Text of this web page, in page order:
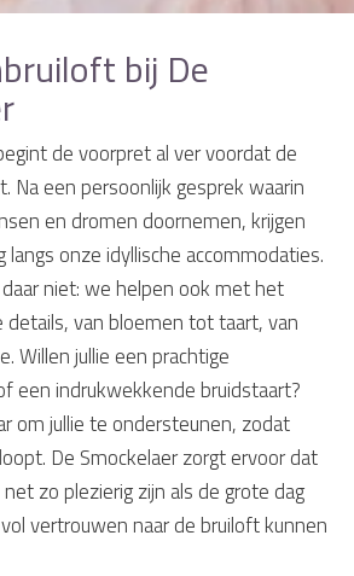
bij De
de voorpret al ver voordat de
Na een persoonlijk gesprek waarin
en dromen doornemen, krijgen
langs onze idyllische accommodaties.
niet: we helpen ook met het
details, van bloemen tot taart, van
Willen jullie een prachtige
een indrukwekkende bruidstaart?
om jullie te ondersteunen, zodat
De Smockelaer zorgt ervoor dat
zo plezierig zijn als de grote dag
vertrouwen naar de bruiloft kunnen